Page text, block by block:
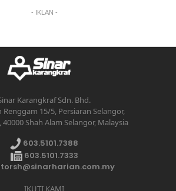
- IKLAN -
Karangkraf Sdn. Bhd.
Renggam 15/5, Persiaran Selangor,
40000 Shah Alam Selangor, Malaysia
603.5101.7388
603.5101.7333
IKUTI KAMI